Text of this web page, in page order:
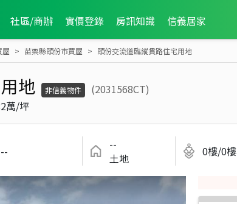
社區/商辦 實價登錄 房訊知識 信義居家
屋 苗栗縣頭份市買屋 頭份交流道臨縱貫路住宅用地
地 非信義物件
(2031568CT)
萬/坪
--
--
土地
0樓/0樓